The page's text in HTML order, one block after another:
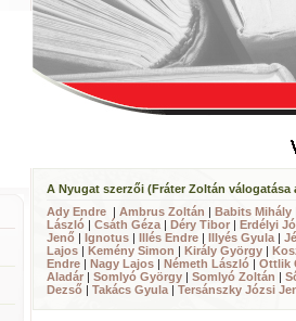
A Nyugat szerzői (Fráter Zoltán válogatása
Ady Endre | Ambrus Zoltán | Babits Mihály
László | Csáth Géza | Déry Tibor | Erdélyi
Jenő | Ignotus | Illés Endre | Illyés Gyula |
Lajos | Kemény Simon | Király György |
Endre | Nagy Lajos | Németh László | Ottlik
Aladár | Somlyó György | Somlyó Zoltán |
Dezső | Takács Gyula | Tersánszky Józsi